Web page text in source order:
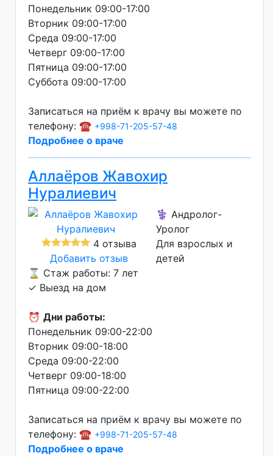
Понедельник 09:00-17:00
Вторник 09:00-17:00
Среда 09:00-17:00
Четверг 09:00-17:00
Пятница 09:00-17:00
Суббота 09:00-17:00
Записаться на приём к врачу вы можете по
телефону: ☎️ +998-71-205-57-48
Подробнее о враче
Аллаёров Жавохир
Нуралиевич
4 отзыва
Добавить отзыв
⚕️ Андролог-
Уролог
Для взрослых и
детей
⌛ Стаж работы: 7 лет
✓ Выезд на дом
⏰ Дни работы:
Понедельник 09:00-22:00
Вторник 09:00-18:00
Среда 09:00-22:00
Четверг 09:00-18:00
Пятница 09:00-22:00
Записаться на приём к врачу вы можете по
телефону: ☎️ +998-71-205-57-48
Подробнее о враче